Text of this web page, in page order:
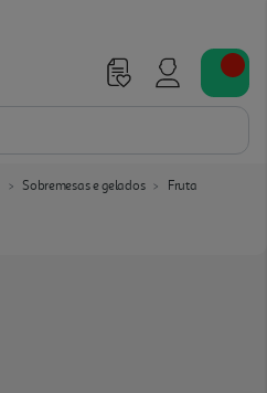
Sobremesas e gelados Fruta